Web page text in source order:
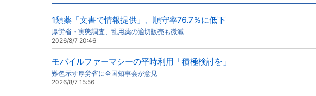
1類薬「文書で情報提供」、順守率76.7％に低下
厚労省・実態調査、乱用薬の適切販売も微減
2026/8/7 20:46
モバイルファーマシーの平時利用「積極検討を」
難色示す厚労省に全国知事会が意見
2026/8/7 15:56